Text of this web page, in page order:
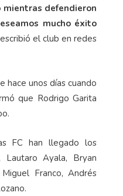
defendieron
mucho éxito
el club en redes
hace unos días cuando
que Rodrigo Garita
FC han llegado los
Lautaro Ayala, Bryan
Franco, Andrés